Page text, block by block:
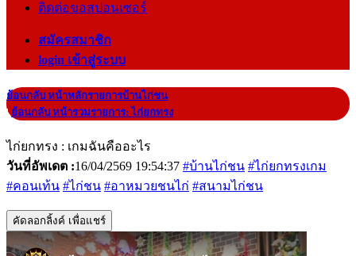
ติดต่อขอสปอนเซอร์
สมัครสมาชิก
login เข้าสู่ระบบ
ย้อนกลับ หน้าหลักรายการบ้านไก่ชน
|ย้อนกลับ หน้ารวมรายการ: ไก่ยกทรง
ไก่ยกทรง : เกมฉันคืออะไร
วันที่อัพเดต :16/04/2569 19:54:37 #บ้านไก่ชน #ไก่ยกทรงเกม
#คอนเท้น #ไก่ชน #อาหมวยชนไก่ #สนามไก่ชน
คัดลอกลิ้งค์ เพื่อแชร์